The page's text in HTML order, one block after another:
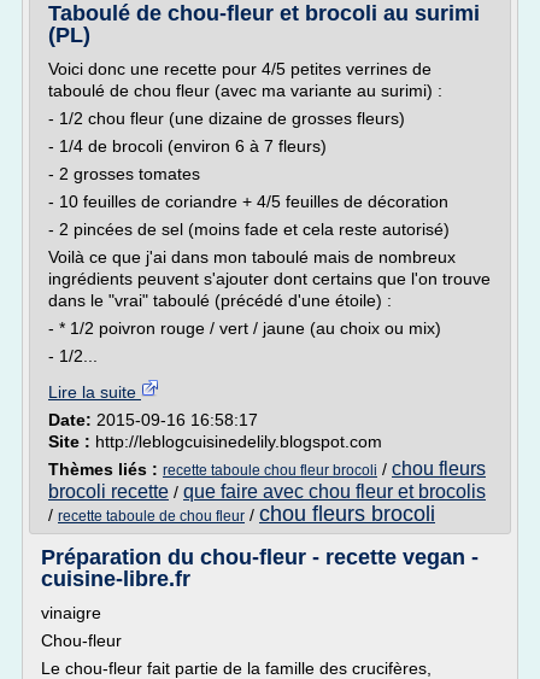
Taboulé de chou-fleur et brocoli au surimi
(PL)
Voici donc une recette pour 4/5 petites verrines de
taboulé de chou fleur (avec ma variante au surimi) :
- 1/2 chou fleur (une dizaine de grosses fleurs)
- 1/4 de brocoli (environ 6 à 7 fleurs)
- 2 grosses tomates
- 10 feuilles de coriandre + 4/5 feuilles de décoration
- 2 pincées de sel (moins fade et cela reste autorisé)
Voilà ce que j'ai dans mon taboulé mais de nombreux
ingrédients peuvent s'ajouter dont certains que l'on trouve
dans le "vrai" taboulé (précédé d'une étoile) :
- * 1/2 poivron rouge / vert / jaune (au choix ou mix)
- 1/2...
Lire la suite
Date: 2015-09-16 16:58:17
Site : http://leblogcuisinedelily.blogspot.com
Thèmes liés : recette taboule chou fleur brocoli / chou fleurs
brocoli recette / que faire avec chou fleur et brocolis
/ recette taboule de chou fleur / chou fleurs brocoli
Préparation du chou-fleur - recette vegan -
cuisine-libre.fr
vinaigre
Chou-fleur
Le chou-fleur fait partie de la famille des crucifères,